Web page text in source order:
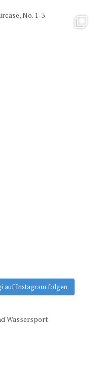
auf Instagram folgen
Wassersport